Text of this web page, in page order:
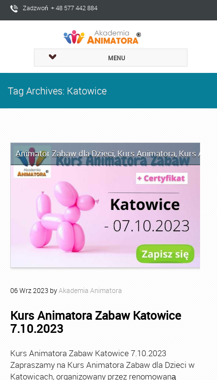
Zadzwoń + 48 577 442 884
MENU
Tag Archives: Katowice
Animator Zabaw dla Dzieci, Kurs Animatora, Kurs
06Wrz2023 byAkademia Animatora
Kurs Animatora Zabaw Katowice
7.10.2023
Kurs Animatora Zabaw Katowice 7.10.2023
Zapraszamy na Kurs Animatora Zabaw dla Dzieci w
Katowicach, organizowany przez renomowaną